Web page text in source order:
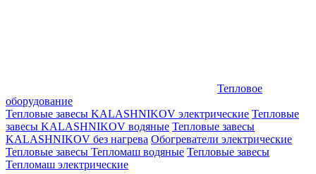
Тепловое
оборудование
Тепловые завесы KALASHNIKOV электрические Тепловые
завесы KALASHNIKOV водяные Тепловые завесы
KALASHNIKOV без нагрева Обогреватели электрические
Тепловые завесы Тепломаш водяные Тепловые завесы
Тепломаш электрические